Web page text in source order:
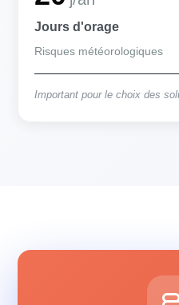
Jours d'orage
Risques météorologiques
Important pour le choix des